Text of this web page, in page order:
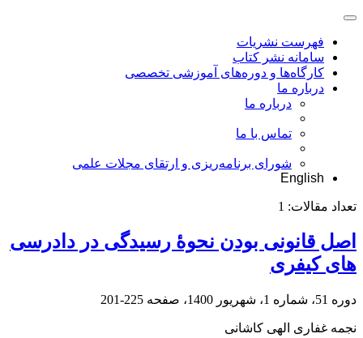
فهرست نشریات
سامانه نشر کتاب
کارگاه‌ها و دوره‌های آموزشی تخصصی
درباره ما
درباره ما
تماس با ما
شورای برنامه‌ریزی و ارتقای مجلات علمی
English
تعداد مقالات: 1
اصل قانونی بودن نحوۀ رسیدگی در دادرسی
های کیفری
دوره 51، شماره 1، شهریور 1400، صفحه 225-201
نجمه غفاری الهی کاشانی